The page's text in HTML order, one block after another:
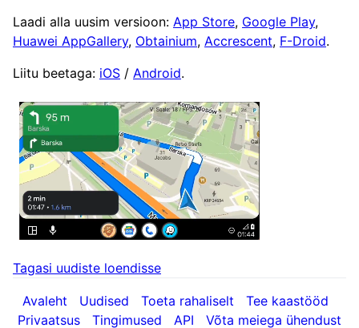
Laadi alla uusim versioon: App Store, Google Play,
Huawei AppGallery, Obtainium, Accrescent, F-Droid.
Liitu beetaga: iOS / Android.
Tagasi uudiste loendisse
Avaleht Uudised Toeta rahaliselt
Tee kaastööd
Privaatsus
Tingimused API Võta meiega ühendust